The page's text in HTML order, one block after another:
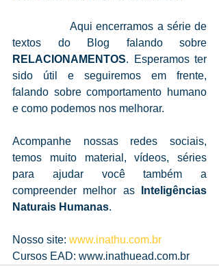
RELACIONAMENTOS. Esperamos ter
sido útil e seguiremos em frente,
falando sobre comportamento humano
e como podemos nos melhorar.
Acompanhe nossas redes sociais,
temos muito material, vídeos, séries
para ajudar você também a
compreender melhor as
Inteligências
Naturais Humanas.
Nosso site: www.inathu.com.br
Cursos EAD: www.inathuead.com.br